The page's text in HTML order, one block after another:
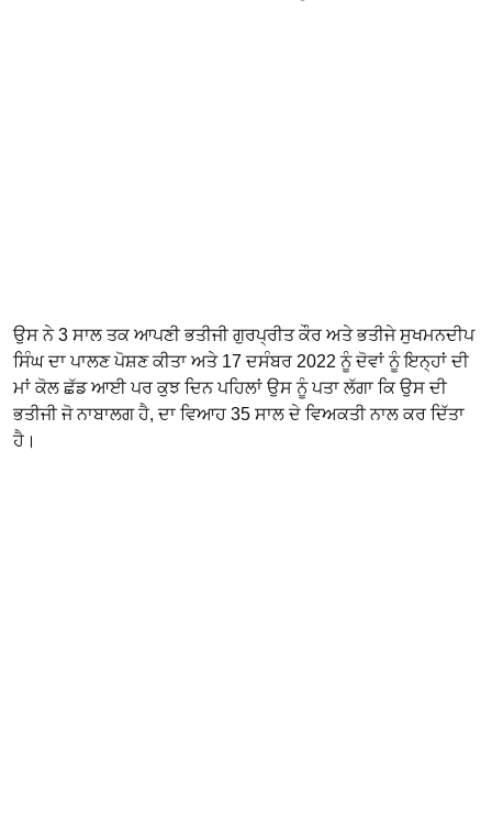
ਉਸ ਨੇ 3 ਸਾਲ ਤਕ ਆਪਣੀ ਭਤੀਜੀ ਗੁਰਪ੍ਰੀਤ ਕੌਰ ਅਤੇ ਭਤੀਜੇ ਸੁਖਮਨਦੀਪ
ਸਿੰਘ ਦਾ ਪਾਲਣ ਪੋਸ਼ਣ ਕੀਤਾ ਅਤੇ 17 ਦਸੰਬਰ 2022 ਨੂੰ ਦੋਵਾਂ ਨੂੰ ਇਨ੍ਹਾਂ ਦੀ
ਮਾਂ ਕੋਲ ਛੱਡ ਆਈ ਪਰ ਕੁਝ ਦਿਨ ਪਹਿਲਾਂ ਉਸ ਨੂੰ ਪਤਾ ਲੱਗਾ ਕਿ ਉਸ ਦੀ
ਭਤੀਜੀ ਜੋ ਨਾਬਾਲਗ ਹੈ, ਦਾ ਵਿਆਹ 35 ਸਾਲ ਦੇ ਵਿਅਕਤੀ ਨਾਲ ਕਰ ਦਿੱਤਾ
ਹੈ।